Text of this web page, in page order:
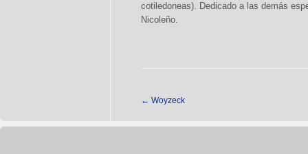
cotiledoneas). Dedicado a las demás
Nicoleño.
← Woyzeck